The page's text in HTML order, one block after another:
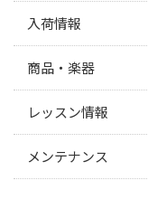
入荷情報
商品・楽器
レッスン情報
メンテナンス